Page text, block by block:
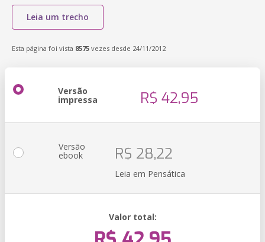
Leia um trecho
Esta página foi vista 8575 vezes desde 24/11/2012
Versão
impressa R$ 42,95
Versão
ebook R$ 28,22
Leia em Pensática
Valor total: